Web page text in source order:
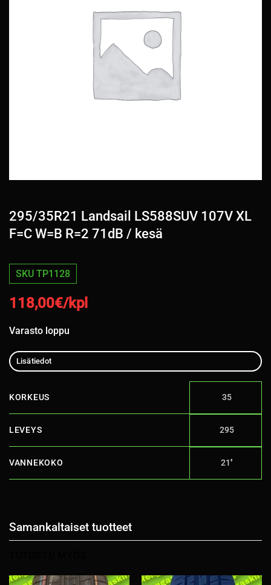
295/35R21 Landsail LS588SUV 107V XL
F=C W=B R=2 71dB / kesä
SKU TP1128
118,00€/kpl
Varasto loppu
Lisätiedot
KORKEUS 35
LEVEYS 295
VANNEKOKO 21''
Samankaltaiset tuotteet